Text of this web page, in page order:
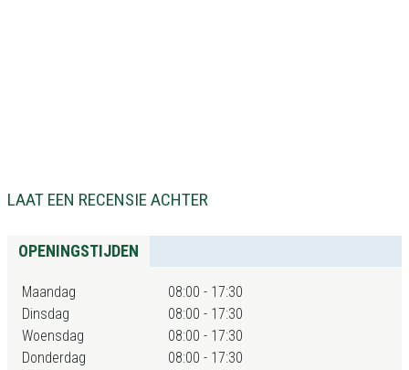
LAAT EEN RECENSIE ACHTER
OPENINGSTIJDEN
Maandag
08:00 - 17:30
Dinsdag
08:00 - 17:30
Woensdag
08:00 - 17:30
Donderdag
08:00 - 17:30